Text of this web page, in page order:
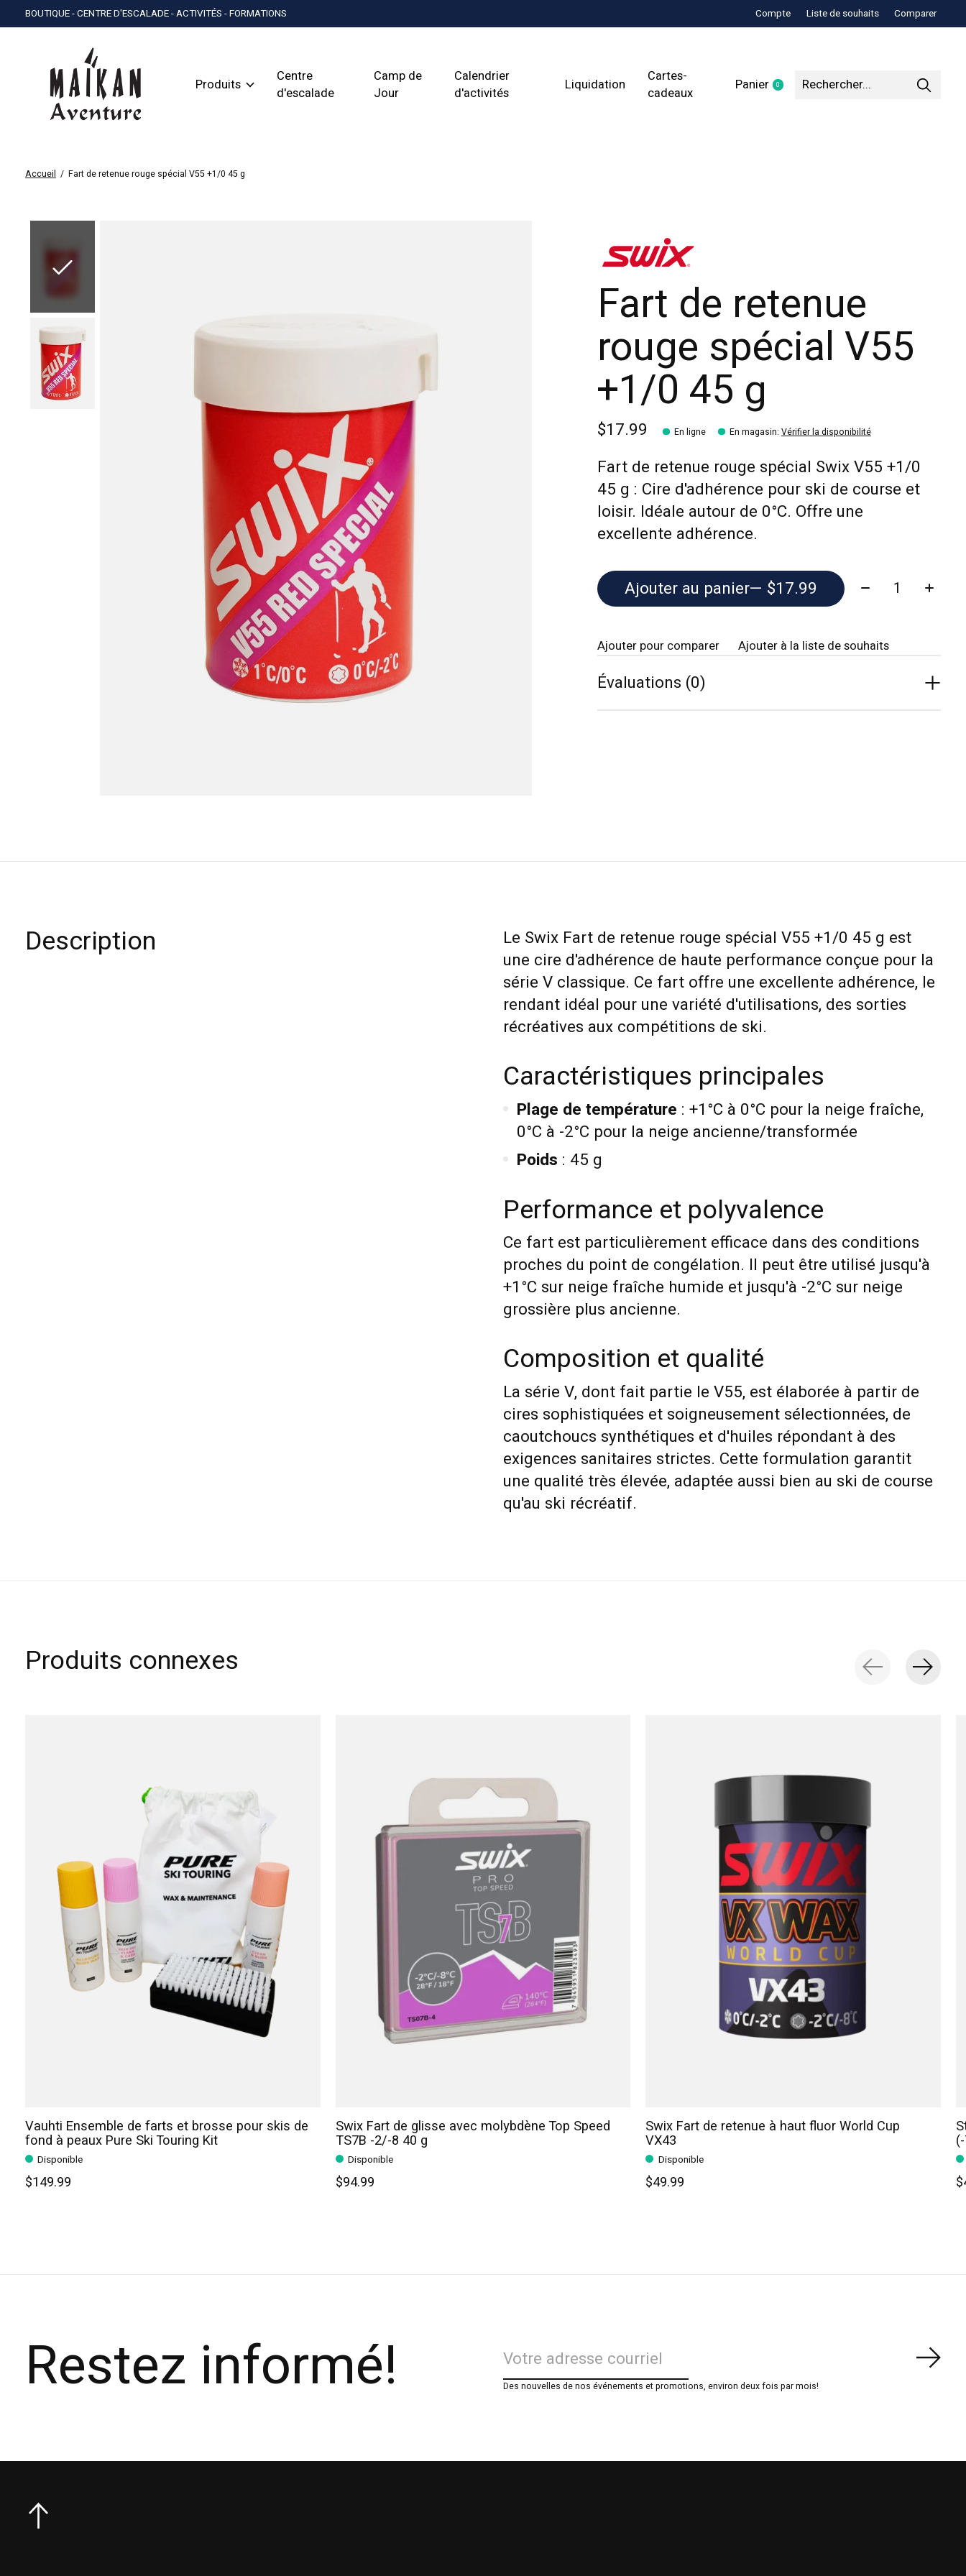
BOUTIQUE - CENTRE D'ESCALADE - ACTIVITÉS - FORMATIONS Compte Liste de souhaits Comparer
Produits
Centre
d'escalade
Camp de
Jour
Calendrier
d'activités
Liquidation
Cartes-
cadeaux
Panier 0items
Accueil / Fart de retenue rouge spécial V55 +1/0 45 g
Fart de retenue
rouge spécial V55
+1/0 45 g
$17.99 En ligne En magasin: Vérifier la disponibilité
Fart de retenue rouge spécial Swix V55 +1/0
45 g : Cire d'adhérence pour ski de course et
loisir. Idéale autour de 0°C. Offre une
excellente adhérence.
Ajouter au panier — $17.99 Quantité:
Ajouter pour comparer Ajouter à la liste de souhaits
Évaluations (0)
Description
Le Swix Fart de retenue rouge spécial V55 +1/0 45 g est
une cire d'adhérence de haute performance conçue pour la
série V classique. Ce fart offre une excellente adhérence, le
rendant idéal pour une variété d'utilisations, des sorties
récréatives aux compétitions de ski.
Caractéristiques principales
Plage de température : +1°C à 0°C pour la neige fraîche,
0°C à -2°C pour la neige ancienne/transformée
Poids : 45 g
Performance et polyvalence
Ce fart est particulièrement efficace dans des conditions
proches du point de congélation. Il peut être utilisé jusqu'à
+1°C sur neige fraîche humide et jusqu'à -2°C sur neige
grossière plus ancienne.
Composition et qualité
La série V, dont fait partie le V55, est élaborée à partir de
cires sophistiquées et soigneusement sélectionnées, de
caoutchoucs synthétiques et d'huiles répondant à des
exigences sanitaires strictes. Cette formulation garantit
une qualité très élevée, adaptée aussi bien au ski de course
qu'au ski récréatif.
Produits connexes
Vauhti Ensemble de farts et brosse pour skis de
fond à peaux Pure Ski Touring Kit
Disponible
$149.99
Swix Fart de glisse avec molybdène Top Speed
TS7B -2/-8 40 g
Disponible
$94.99
Swix Fart de retenue à haut fluor World Cup
VX43
Disponible
$49.99
Restez informé! Des nouvelles de nos événements et promotions, environ deux fois par mois!